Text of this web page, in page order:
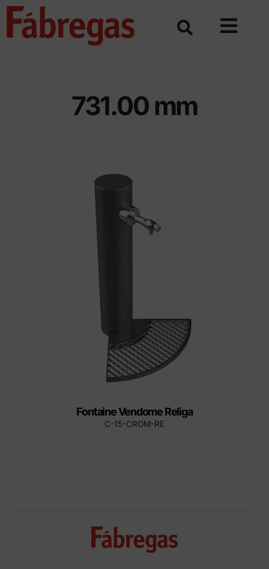
Skip
731.00 mm
Fontaine Vendome Religa
C-15-CROM-RE